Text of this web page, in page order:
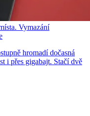
Vymazání
hromadí dočasná
i přes gigabajt. Stačí dvě